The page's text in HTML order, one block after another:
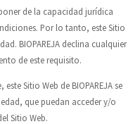
de la capacidad jurídica
Por lo tanto, este Sitio
BIOPAREJA declina cualquier
de este requisito.
este Sitio Web de BIOPAREJAse
que puedan acceder y/o
Sitio Web.